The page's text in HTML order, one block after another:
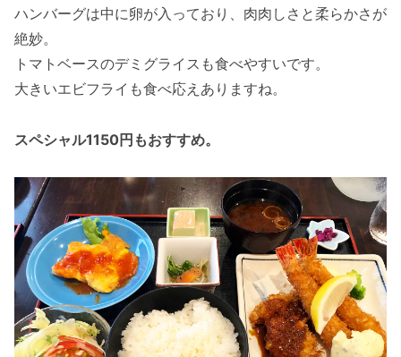
ハンバーグは中に卵が入っており、肉肉しさと柔らかさが
絶妙。
トマトベースのデミグライスも食べやすいです。
大きいエビフライも食べ応えありますね。
スペシャル1150円もおすすめ。